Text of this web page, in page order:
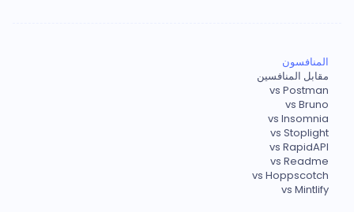
المنافسون
مقابل المنافسين
vs Postman
vs Bruno
vs Insomnia
vs Stoplight
vs RapidAPI
vs Readme
vs Hoppscotch
vs Mintlify